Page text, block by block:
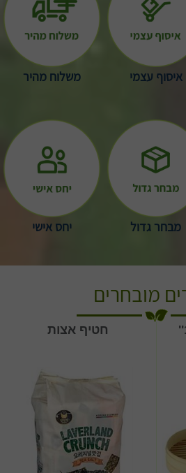
איסוף עצמי משלוח מהיר
מבחר גדול יחס אישי
מובחרים
חטיף אצות